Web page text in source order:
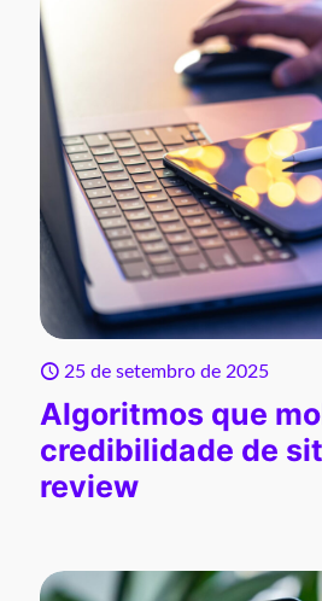
25 de setembro de 2025
Algoritmos que
credibilidade de
review